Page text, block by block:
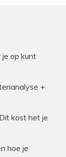
op kunt
+
kost het je
hoe je